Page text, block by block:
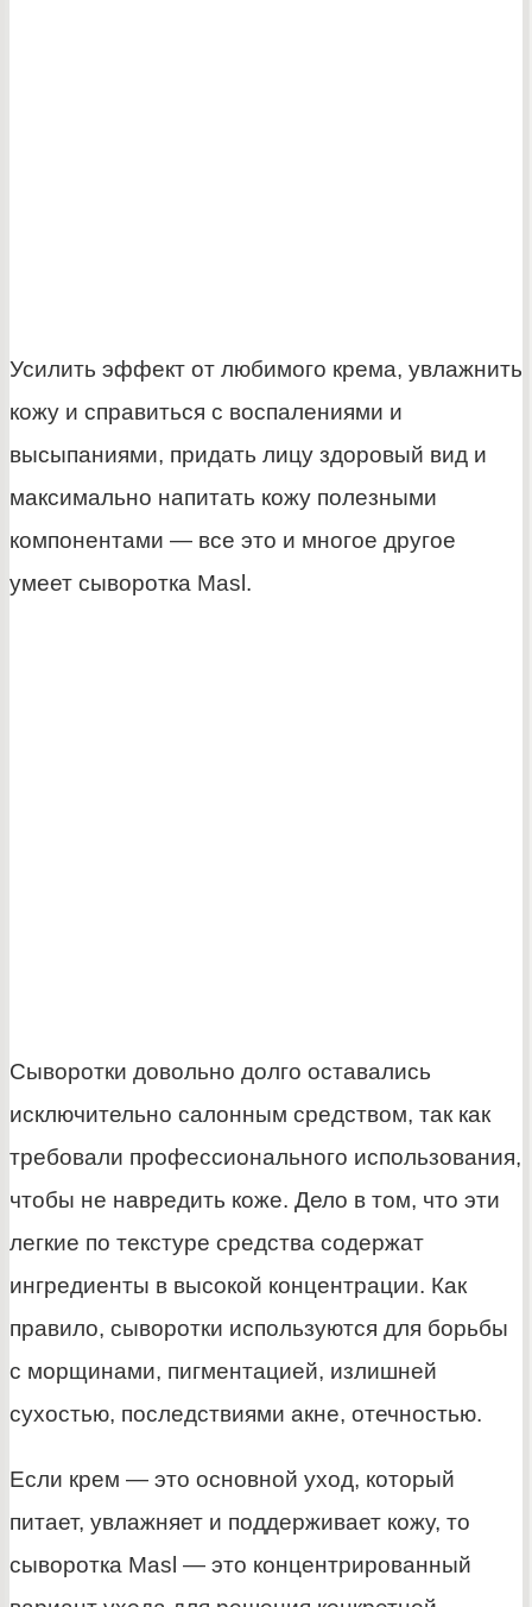
Усилить эффект от любимого крема, увлажнить
кожу и справиться с воспалениями и
высыпаниями, придать лицу здоровый вид и
максимально напитать кожу полезными
компонентами — все это и многое другое
умеет сыворотка Masl.
Сыворотки довольно долго оставались
исключительно салонным средством, так как
требовали профессионального использования,
чтобы не навредить коже. Дело в том, что эти
легкие по текстуре средства содержат
ингредиенты в высокой концентрации. Как
правило, сыворотки используются для борьбы
с морщинами, пигментацией, излишней
сухостью, последствиями акне, отечностью.
Если крем — это основной уход, который
питает, увлажняет и поддерживает кожу, то
сыворотка Masl — это концентрированный